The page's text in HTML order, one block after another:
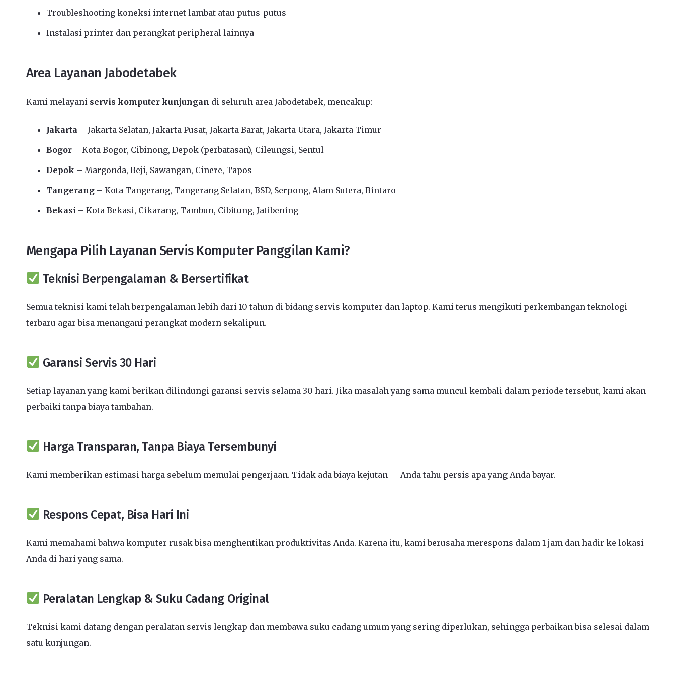
Troubleshooting koneksi internet lambat atau putus-putus
Instalasi printer dan perangkat peripheral lainnya
Area Layanan Jabodetabek
Kami melayani servis komputer kunjungan di seluruh area Jabodetabek, mencakup:
Jakarta – Jakarta Selatan, Jakarta Pusat, Jakarta Barat, Jakarta Utara, Jakarta Timur
Bogor – Kota Bogor, Cibinong, Depok (perbatasan), Cileungsi, Sentul
Depok – Margonda, Beji, Sawangan, Cinere, Tapos
Tangerang – Kota Tangerang, Tangerang Selatan, BSD, Serpong, Alam Sutera, Bintaro
Bekasi – Kota Bekasi, Cikarang, Tambun, Cibitung, Jatibening
Mengapa Pilih Layanan Servis Komputer Panggilan Kami?
Teknisi Berpengalaman & Bersertifikat
Semua teknisi kami telah berpengalaman lebih dari 10 tahun di bidang servis komputer dan laptop. Kami terus mengikuti perkembangan teknologi
terbaru agar bisa menangani perangkat modern sekalipun.
Garansi Servis 30 Hari
Setiap layanan yang kami berikan dilindungi garansi servis selama 30 hari. Jika masalah yang sama muncul kembali dalam periode tersebut, kami akan
perbaiki tanpa biaya tambahan.
Harga Transparan, Tanpa Biaya Tersembunyi
Kami memberikan estimasi harga sebelum memulai pengerjaan. Tidak ada biaya kejutan — Anda tahu persis apa yang Anda bayar.
Respons Cepat, Bisa Hari Ini
Kami memahami bahwa komputer rusak bisa menghentikan produktivitas Anda. Karena itu, kami berusaha merespons dalam 1 jam dan hadir ke lokasi
Anda di hari yang sama.
Peralatan Lengkap & Suku Cadang Original
Teknisi kami datang dengan peralatan servis lengkap dan membawa suku cadang umum yang sering diperlukan, sehingga perbaikan bisa selesai dalam
satu kunjungan.